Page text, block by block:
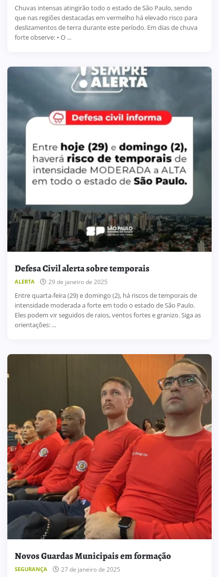
Chuvas intensas atingirão todo o estado de São Paulo, sendo
que nas regiões destacadas em vermelho há elevado risco para
deslizamentos de terra durante este período. Em dias de chuva
forte observe: • O ...
Defesa Civil alerta sobre temporais
ALERTA 29 de janeiro de 2025
Entre quarta-feira (29) e domingo (2), há riscos de temporais de
intensidade moderada a forte em todo o estado de São Paulo.
Eles podem vir seguidos de raios, ventos fortes e granizo. Siga as
orientações: ...
Novos Guardas Municipais em formação
SEGURANÇA 27 de janeiro de 2025